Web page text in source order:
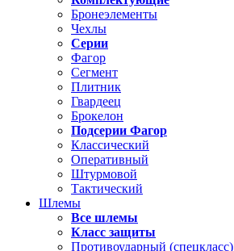
Бронеэлементы
Чехлы
Серии
Фагор
Сегмент
Плитник
Гвардеец
Брокелон
Подсерии Фагор
Классический
Оперативный
Штурмовой
Тактический
Шлемы
Все шлемы
Класс защиты
Противоударный (спецкласс)